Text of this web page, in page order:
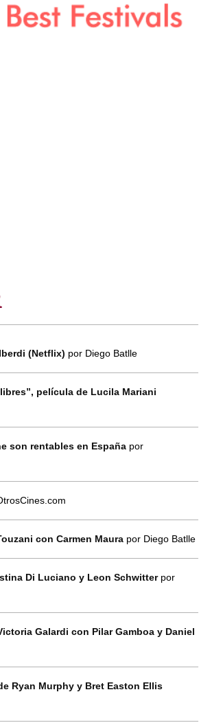
(Netflix) por Diego Batlle
película de Lucila Mariani
son rentables en España por
con Carmen Maura por Diego Batlle
Di Luciano y Leon Schwitter por
Galardi con Pilar Gamboa y Daniel
Ryan Murphy y Bret Easton Ellis